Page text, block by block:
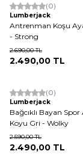
Yeni (0)
Lumberjack
Antrenman Koşu
- Strong
2.690,00TL
2.490,00 TL
(0)
Lumberjack
Bağcıklı Bayan Spor
Koyu Gri - Wolky
2.590,00TL
2.490,00 TL